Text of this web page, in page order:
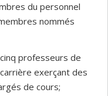
du personnel
nommés
professeurs de
exerçant des
de cours;